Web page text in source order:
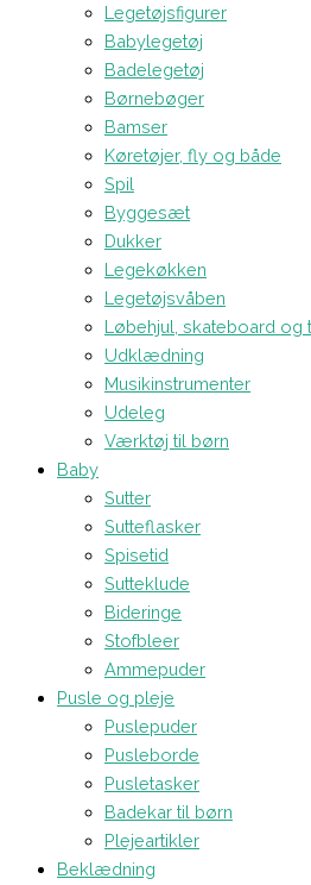
Legetøjsfigurer
Babylegetøj
Badelegetøj
Børnebøger
Bamser
Køretøjer, fly og både
Spil
Byggesæt
Dukker
Legekøkken
Legetøjsvåben
Løbehjul, skateboard og
Udklædning
Musikinstrumenter
Udeleg
Værktøj til børn
Baby
Sutter
Sutteflasker
Spisetid
Sutteklude
Bideringe
Stofbleer
Ammepuder
Pusle og pleje
Puslepuder
Pusleborde
Pusletasker
Badekar til børn
Plejeartikler
Beklædning